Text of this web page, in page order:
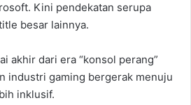
Kini pendekatan serupa
besar lainnya.
akhir dari era “konsol perang”
industri gaming bergerak menuju
inklusif.